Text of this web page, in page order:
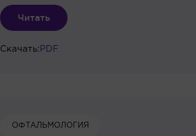
Читать
Скачать: PDF
ОФТАЛЬМОЛОГИЯ